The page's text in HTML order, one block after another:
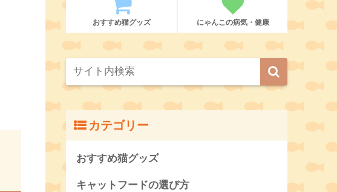
おすすめ猫グッズ にゃんこの病気・健康
カテゴリー
おすすめ猫グッズ
キャットフードの選び方